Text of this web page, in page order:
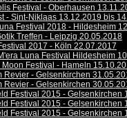
Festival - Oberhausen
- Sint-Niklaas 13.12.2019 bis
Festival 2018 - Hildesheim
Treffen - Leipzig 20.05.2018
2017 - Köln 22.07.2017
Luna Festival Hildesheim
Moon Festival - Hameln
Revier - Gelsenkirchen
Revier - Gelsenkirchen
Festival 2015 - Gelsenkirchen
Festival 2015 - Gelsenkirchen
Festival 2015 - Gelsenkirchen